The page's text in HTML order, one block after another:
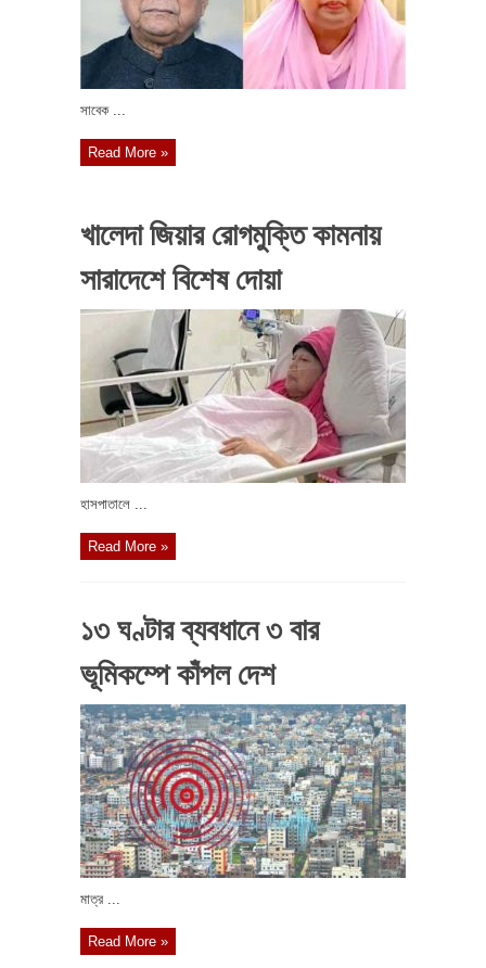
সাবেক ...
Read More »
খালেদা জিয়ার রোগমুক্তি কামনায়
সারাদেশে বিশেষ দোয়া
হাসপাতালে ...
Read More »
১৩ ঘণ্টার ব্যবধানে ৩ বার
ভূমিকম্পে কাঁপল দেশ
মাত্র ...
Read More »